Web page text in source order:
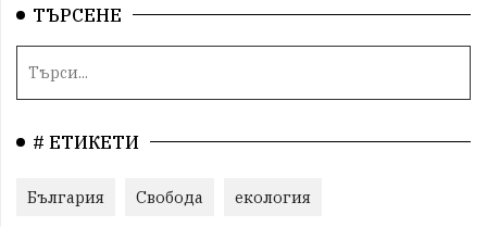
ТЪРСЕНЕ
# ЕТИКЕТИ
България Свобода екология